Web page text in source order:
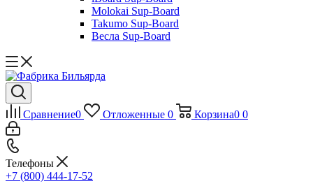
Molokai Sup-Board
Takumo Sup-Board
Весла Sup-Board
Сравнение0 Отложенные 0 Корзина0 0
Телефоны
+7 (800) 444-17-52